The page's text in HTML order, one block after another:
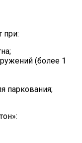
при:
(более 1
паркования;